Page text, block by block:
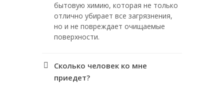
бытовую химию, которая не только
отлично убирает все загрязнения,
но и не повреждает очищаемые
поверхности.
Сколько человек ко мне
приедет?